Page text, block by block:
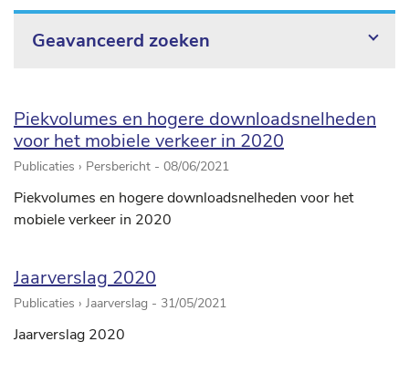
Geavanceerd zoeken
Piekvolumes en hogere downloadsnelheden
voor het mobiele verkeer in 2020
Publicaties › Persbericht - 08/06/2021
Piekvolumes en hogere downloadsnelheden voor het
mobiele verkeer in 2020
Jaarverslag 2020
Publicaties › Jaarverslag - 31/05/2021
Jaarverslag 2020